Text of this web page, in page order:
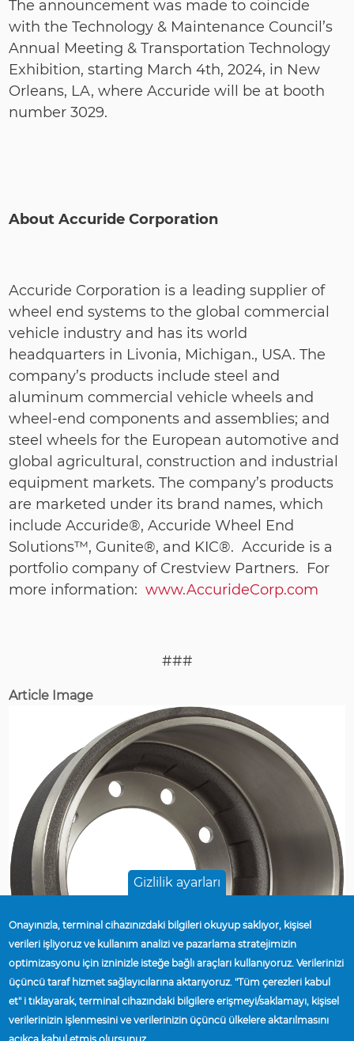
The announcement was made to coincide
with the Technology & Maintenance Council’s
Annual Meeting & Transportation Technology
Exhibition, starting March 4th, 2024, in New
Orleans, LA, where Accuride will be at booth
number 3029.
About Accuride Corporation
Accuride Corporation is a leading supplier of
wheel end systems to the global commercial
vehicle industry and has its world
headquarters in Livonia, Michigan., USA. The
company’s products include steel and
aluminum commercial vehicle wheels and
wheel-end components and assemblies; and
steel wheels for the European automotive and
global agricultural, construction and industrial
equipment markets. The company’s products
are marketed under its brand names, which
include Accuride®, Accuride Wheel End
Solutions™, Gunite®, and KIC®. Accuride is a
portfolio company of Crestview Partners. For
more information:www.AccurideCorp.com
###
Article Image
Gizlilik ayarları
Onayınızla, terminal cihazınızdaki bilgileri okuyup saklıyor, kişisel
verileri işliyoruz ve kullanım analizi ve pazarlama stratejimizin
optimizasyonu için izninizle isteğe bağlı araçları kullanıyoruz. Verilerinizi
üçüncü taraf hizmet sağlayıcılarına aktarıyoruz. "Tüm çerezleri kabul
et" i tıklayarak, terminal cihazındaki bilgilere erişmeyi/saklamayı, kişisel
verilerinizin işlenmesini ve verilerinizin üçüncü ülkelere aktarılmasını